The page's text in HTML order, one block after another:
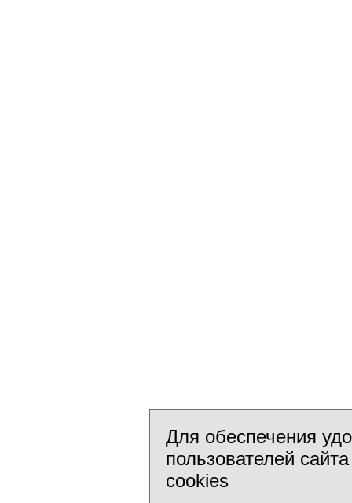
Для обеспечения
пользователей
cookies